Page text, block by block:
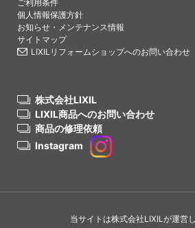
ご利用条件
個人情報保護方針
お知らせ・メンテナンス情報
サイトマップ
LIXILリフォームショップへのお問い合わせ
株式会社LIXIL
LIXIL商品へのお問い合わせ
商品の修理依頼
Instagram
当サイトは株式会社LIXILが運営